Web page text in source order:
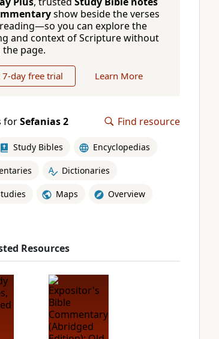
show beside the verses
you can explore the
and context of Scripture without
the page.
7-day free trial Learn More
forSefanias 2 Find resource
Study Bibles Encyclopedias
Dictionaries
Maps Overview
Resources